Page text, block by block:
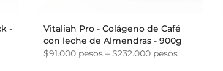
-
Vitaliah Pro - Colágeno de Café
con leche de Almendras - 900g
$91.000 pesos – $232.000 pesos